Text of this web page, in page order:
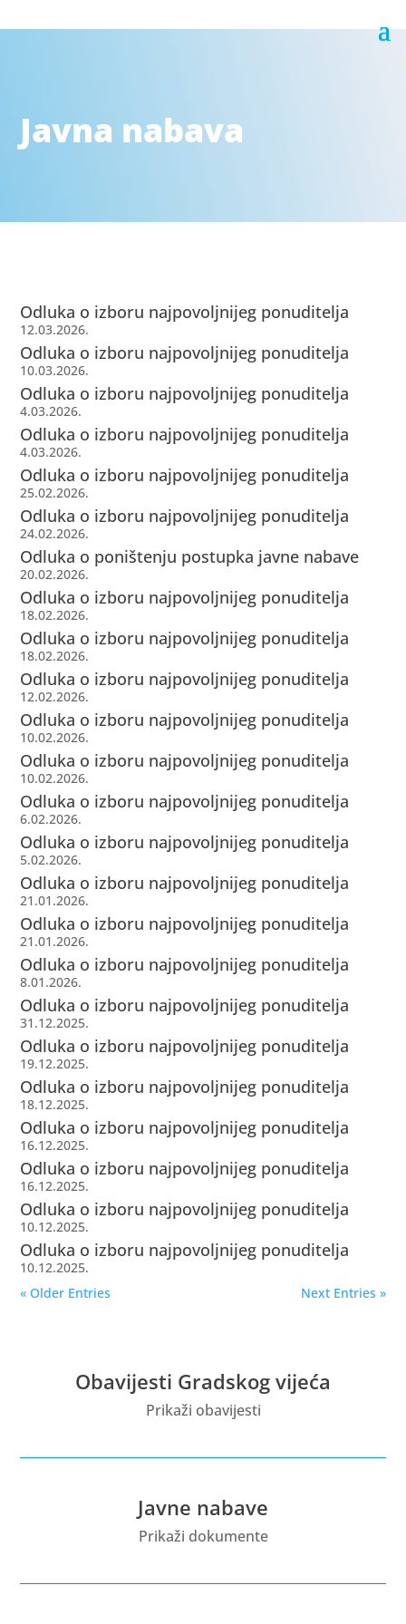
Javna nabava
Odluka o izboru najpovoljnijeg ponuditelja
12.03.2026.
Odluka o izboru najpovoljnijeg ponuditelja
10.03.2026.
Odluka o izboru najpovoljnijeg ponuditelja
4.03.2026.
Odluka o izboru najpovoljnijeg ponuditelja
4.03.2026.
Odluka o izboru najpovoljnijeg ponuditelja
25.02.2026.
Odluka o izboru najpovoljnijeg ponuditelja
24.02.2026.
Odluka o poništenju postupka javne nabave
20.02.2026.
Odluka o izboru najpovoljnijeg ponuditelja
18.02.2026.
Odluka o izboru najpovoljnijeg ponuditelja
18.02.2026.
Odluka o izboru najpovoljnijeg ponuditelja
12.02.2026.
Odluka o izboru najpovoljnijeg ponuditelja
10.02.2026.
Odluka o izboru najpovoljnijeg ponuditelja
10.02.2026.
Odluka o izboru najpovoljnijeg ponuditelja
6.02.2026.
Odluka o izboru najpovoljnijeg ponuditelja
5.02.2026.
Odluka o izboru najpovoljnijeg ponuditelja
21.01.2026.
Odluka o izboru najpovoljnijeg ponuditelja
21.01.2026.
Odluka o izboru najpovoljnijeg ponuditelja
8.01.2026.
Odluka o izboru najpovoljnijeg ponuditelja
31.12.2025.
Odluka o izboru najpovoljnijeg ponuditelja
19.12.2025.
Odluka o izboru najpovoljnijeg ponuditelja
18.12.2025.
Odluka o izboru najpovoljnijeg ponuditelja
16.12.2025.
Odluka o izboru najpovoljnijeg ponuditelja
16.12.2025.
Odluka o izboru najpovoljnijeg ponuditelja
10.12.2025.
Odluka o izboru najpovoljnijeg ponuditelja
10.12.2025.
« Older Entries
Next Entries »
Obavijesti Gradskog vijeća
Prikaži obavijesti
Javne nabave
Prikaži dokumente